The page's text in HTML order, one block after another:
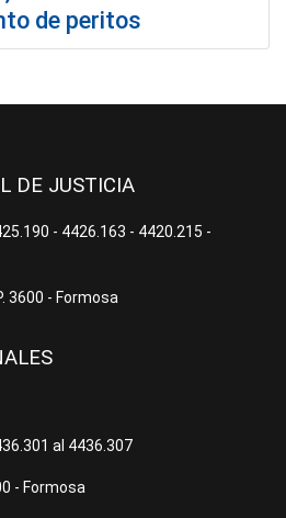
de peritos
DE JUSTICIA
- 4426.163 - 4420.215 -
3600 - Formosa
al 4436.307
- Formosa